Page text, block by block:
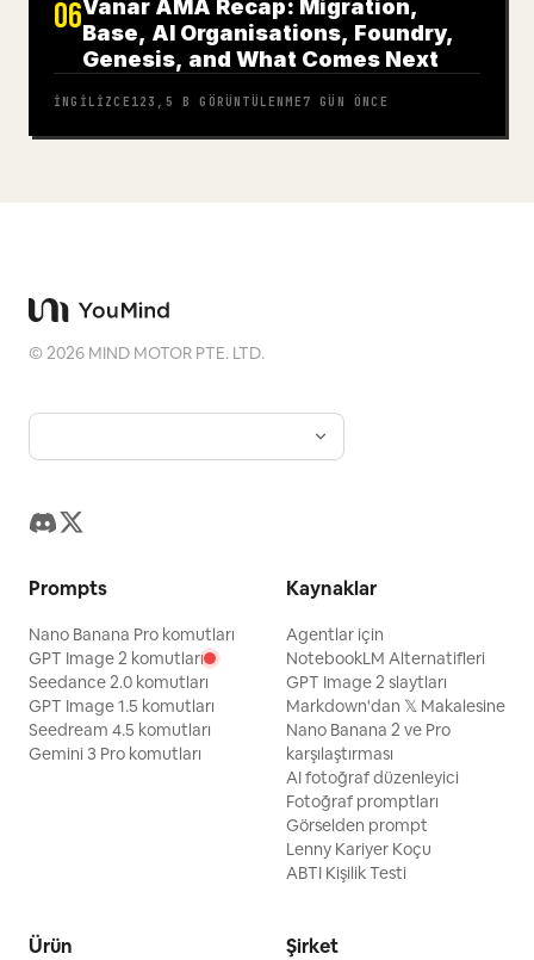
06Vanar AMA Recap: Migration,
Base, AI Organisations, Foundry,
Genesis, and What Comes Next
İNGILIZCE 123,5 B GÖRÜNTÜLENME7 GÜN ÖNCE
©2026 MIND MOTOR PTE. LTD.
Prompts
Nano Banana Pro komutları
GPT Image 2 komutları
Seedance 2.0 komutları
GPT Image 1.5 komutları
Seedream 4.5 komutları
Gemini 3 Pro komutları
Kaynaklar
Agentlar için
NotebookLM Alternatifleri
GPT Image 2 slaytları
Markdown'dan 𝕏 Makalesine
Nano Banana 2 ve Pro
karşılaştırması
AI fotoğraf düzenleyici
Fotoğraf promptları
Görselden prompt
Lenny Kariyer Koçu
ABTI Kişilik Testi
Ürün Şirket